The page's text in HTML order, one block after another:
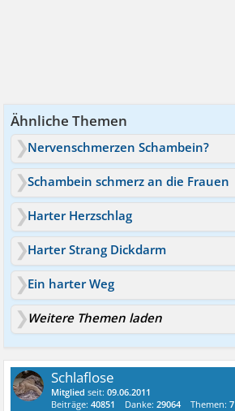
Ähnliche Themen
Nervenschmerzen Schambein?
Schambein schmerz an die Frauen
Harter Herzschlag
Harter Strang Dickdarm
Ein harter Weg
Weitere Themen laden
Schlaflose
Mitglied seit:09.06.2011
Beiträge:40851 Danke:29064 Themen:7